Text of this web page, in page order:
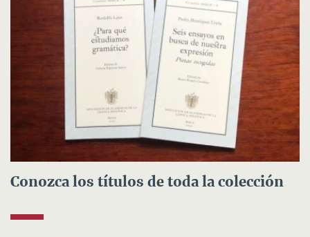
Conozca los títulos de toda la colección